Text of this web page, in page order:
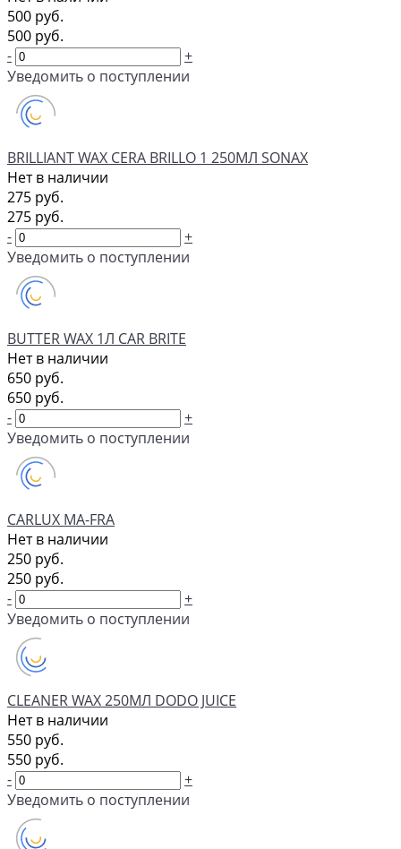
500 руб.
500 руб.
-
+
Уведомить о поступлении
BRILLIANT WAX CERA BRILLO 1 250МЛ SONAX
Нет в наличии
275 руб.
275 руб.
-
+
Уведомить о поступлении
BUTTER WAX 1Л CAR BRITE
Нет в наличии
650 руб.
650 руб.
-
+
Уведомить о поступлении
CARLUX MA-FRA
Нет в наличии
250 руб.
250 руб.
-
+
Уведомить о поступлении
CLEANER WAX 250МЛ DODO JUICE
Нет в наличии
550 руб.
550 руб.
-
+
Уведомить о поступлении